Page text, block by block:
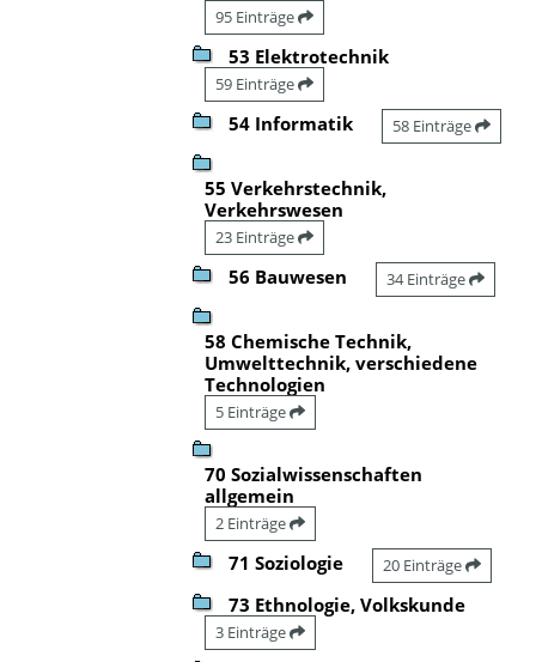
95 Einträge
53 Elektrotechnik
59 Einträge
54 Informatik 58 Einträge
55 Verkehrstechnik,
Verkehrswesen
23 Einträge
56 Bauwesen 34 Einträge
58 Chemische Technik,
Umwelttechnik, verschiedene
Technologien
5 Einträge
70 Sozialwissenschaften
allgemein
2 Einträge
71 Soziologie 20 Einträge
73 Ethnologie, Volkskunde
3 Einträge